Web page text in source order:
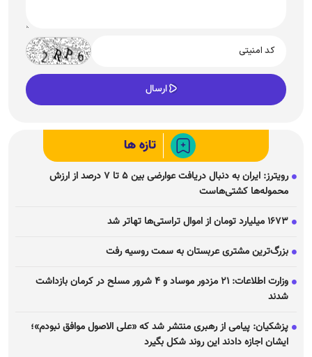
تازه ها
رویترز: ایران به دنبال دریافت عوارضی بین ۵ تا ۷ درصد از ارزش
محموله‌ها کشتی‌هاست
۱۶۷۳ میلیارد تومان از اموال تراستی‌ها تهاتر شد
بزرگ‌ترین مشتری عربستان به سمت روسیه رفت
وزارت اطلاعات: ۲۱ مزدور موساد و ۴ شرور مسلح در کرمان بازداشت
شدند
پزشکیان: پیامی از رهبری منتشر شد که «علی الاصول موافق نبودم»؛
ایشان اجازه دادند این روند شکل بگیرد